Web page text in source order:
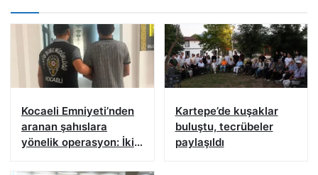
Kocaeli Emniyeti’nden
aranan şahıslara
yönelik operasyon: İki
Kartepe’de kuşaklar
buluştu, tecrübeler
paylaşıldı